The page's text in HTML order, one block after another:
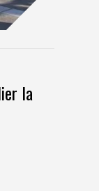
la